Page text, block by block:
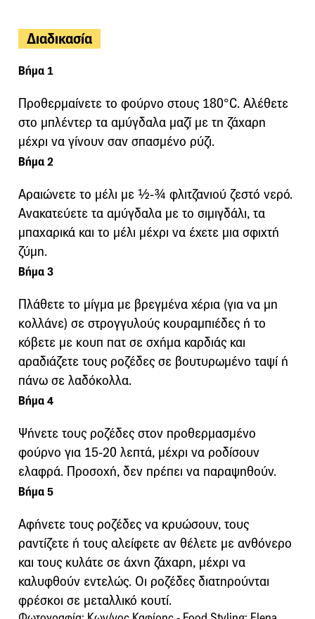
Διαδικασία
Βήμα 1
Προθερμαίνετε το φούρνο στους 180°C. Αλέθετε
στο μπλέντερ τα αμύγδαλα μαζί με τη ζάχαρη
μέχρι να γίνουν σαν σπασμένο ρύζι.
Βήμα 2
Αραιώνετε το μέλι με ½-¾ φλιτζανιού ζεστό νερό.
Ανακατεύετε τα αμύγδαλα με το σιμιγδάλι, τα
μπαχαρικά και το μέλι μέχρι να έχετε μια σφιχτή
ζύμη.
Βήμα 3
Πλάθετε το μίγμα με βρεγμένα χέρια (για να μη
κολλάνε) σε στρογγυλούς κουραμπιέδες ή το
κόβετε με κουπ πατ σε σχήμα καρδιάς και
αραδιάζετε τους ροζέδες σε βουτυρωμένο ταψί ή
πάνω σε λαδόκολλα.
Βήμα 4
Ψήνετε τους ροζέδες στον προθερμασμένο
φούρνο για 15-20 λεπτά, μέχρι να ροδίσουν
ελαφρά. Προσοχή, δεν πρέπει να παραψηθούν.
Βήμα 5
Αφήνετε τους ροζέδες να κρυώσουν, τους
ραντίζετε ή τους αλείφετε αν θέλετε με ανθόνερο
και τους κυλάτε σε άχνη ζάχαρη, μέχρι να
καλυφθούν εντελώς. Οι ροζέδες διατηρούνται
φρέσκοι σε μεταλλικό κουτί.